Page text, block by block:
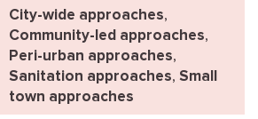
City-wide approaches,
Community-led approaches,
Peri-urban approaches,
Sanitation approaches, Small
town approaches